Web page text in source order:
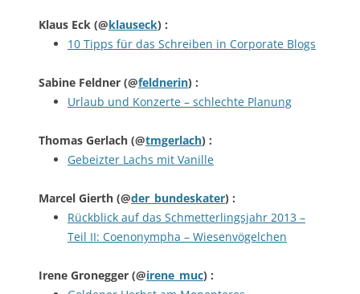
Klaus Eck (@klauseck) :
10 Tipps für das Schreiben in Corporate Blogs
Sabine Feldner (@feldnerin) :
Urlaub und Konzerte – schlechte Planung
Thomas Gerlach (@tmgerlach) :
Gebeizter Lachs mit Vanille
Marcel Gierth (@der_bundeskater) :
Rückblick auf das Schmetterlingsjahr 2013 –
Teil II: Coenonympha – Wiesenvögelchen
Irene Gronegger (@irene_muc) :